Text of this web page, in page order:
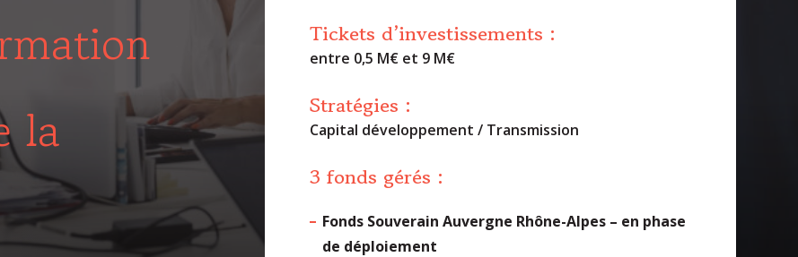
la
Tickets d’investissements :
entre 0,5 M€ et 9 M€
Stratégies :
Capital développement / Transmission
3 fonds gérés :
Fonds Souverain Auvergne Rhône-Alpes – en phase
de déploiement